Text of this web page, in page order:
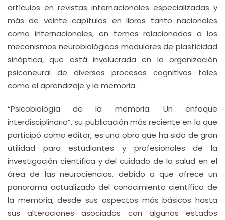
artículos en revistas internacionales especializadas y
más de veinte capítulos en libros tanto nacionales
como internacionales, en temas relacionados a los
mecanismos neurobiológicos modulares de plasticidad
sináptica, que está involucrada en la organización
psiconeural de diversos procesos cognitivos tales
como el aprendizaje y la memoria.
“Psicobiología de la memoria. Un enfoque
interdisciplinario”, su publicación más reciente en la que
participó como editor, es una obra que ha sido de gran
utilidad para estudiantes y profesionales de la
investigación científica y del cuidado de la salud en el
área de las neurociencias, debido a que ofrece un
panorama actualizado del conocimiento científico de
la memoria, desde sus aspectos más básicos hasta
sus alteraciones asociadas con algunos estados